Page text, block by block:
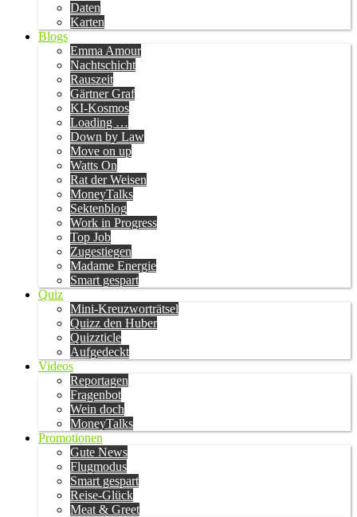
Daten
Karten
Blogs
Emma Amour
Nachtschicht
Rauszeit
Gärtner Graf
KI-Kosmos
Loading …
Down by Law
Move on up
Watts On
Rat der Weisen
MoneyTalks
Sektenblog
Work in Progress
Top Job
Zugestiegen
Madame Energie
Smart gespart
Quiz
Mini-Kreuzworträtsel
Quizz den Huber
Quizzticle
Aufgedeckt
Videos
Reportagen
Fragenbot
Wein doch
MoneyTalks
Promotionen
Gute News
Flugmodus
Smart gespart
Reise-Glück
Meat & Greet